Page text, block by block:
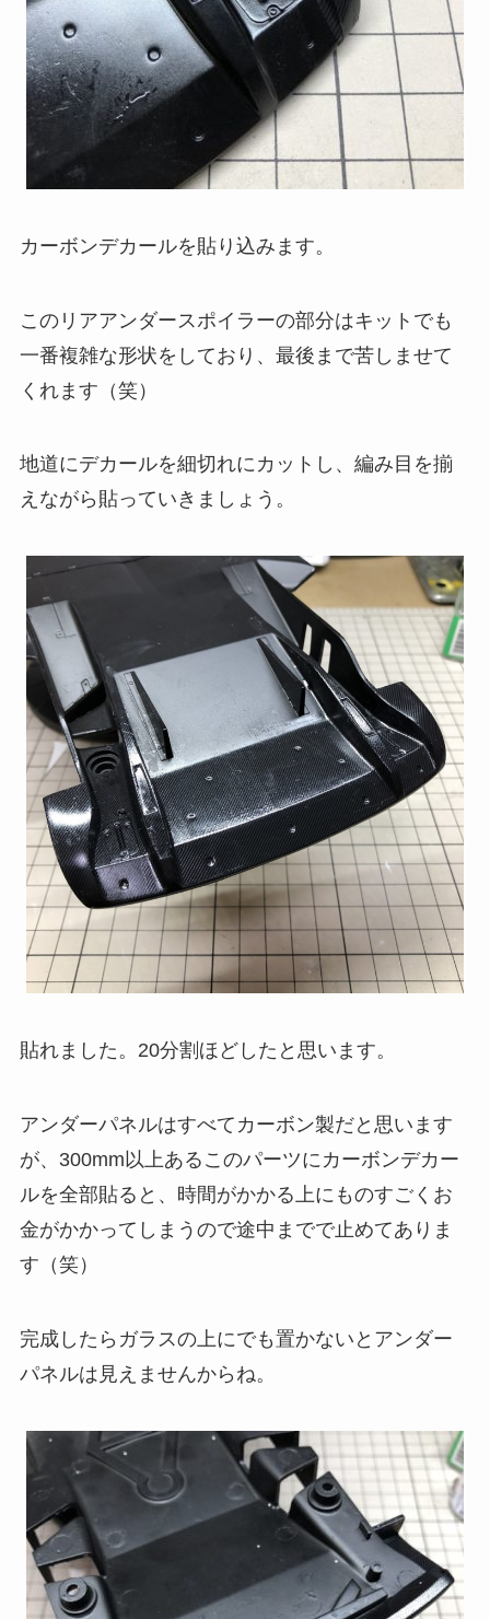
カーボンデカールを貼り込みます。
このリアアンダースポイラーの部分はキットでも
一番複雑な形状をしており、最後まで苦しませて
くれます（笑）
地道にデカールを細切れにカットし、編み目を揃
えながら貼っていきましょう。
貼れました。20分割ほどしたと思います。
アンダーパネルはすべてカーボン製だと思います
が、300mm以上あるこのパーツにカーボンデカー
ルを全部貼ると、時間がかかる上にものすごくお
金がかかってしまうので途中までで止めてありま
す（笑）
完成したらガラスの上にでも置かないとアンダー
パネルは見えませんからね。